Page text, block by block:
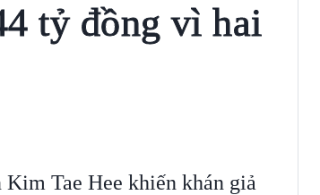
tỷ đồng vì hai
Tae Hee khiến khán giả